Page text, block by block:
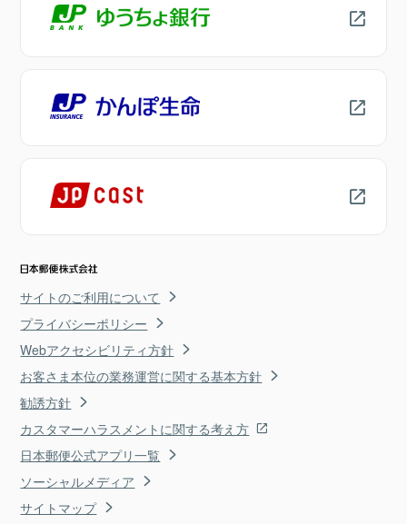
サイトのご利用について
プライバシーポリシー
Webアクセシビリティ方針
お客さま本位の業務運営に関する基本方針
勧誘方針
カスタマーハラスメントに関する考え方
日本郵便公式アプリ一覧
ソーシャルメディア
サイトマップ